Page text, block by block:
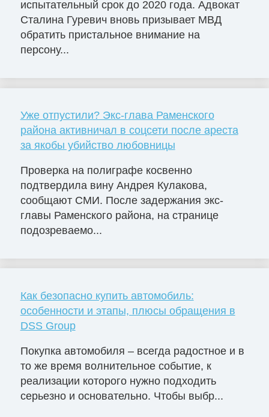
испытательный срок до 2020 года. Адвокат
Сталина Гуревич вновь призывает МВД
обратить пристальное внимание на
персону...
Уже отпустили? Экс-глава Раменского
района активничал в соцсети после ареста
за якобы убийство любовницы
Проверка на полиграфе косвенно
подтвердила вину Андрея Кулакова,
сообщают СМИ. После задержания экс-
главы Раменского района, на странице
подозреваемо...
Как безопасно купить автомобиль:
особенности и этапы, плюсы обращения в
DSS Group
Покупка автомобиля – всегда радостное и в
то же время волнительное событие, к
реализации которого нужно подходить
серьезно и основательно. Чтобы выбр...